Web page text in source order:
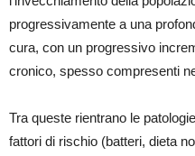
progressivamente a una
cura, con un progressivo
cronico, spesso compresenti
Tra queste rientrano le
fattori di rischio (batteri, dieta